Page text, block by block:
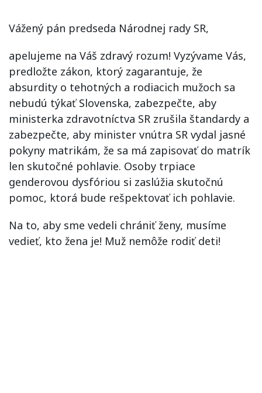
Vážený pán predseda Národnej rady SR,
apelujeme na Váš zdravý rozum! Vyzývame Vás,
predložte zákon, ktorý zagarantuje, že
absurdity o tehotných a rodiacich mužoch sa
nebudú týkať Slovenska, zabezpečte, aby
ministerka zdravotníctva SR zrušila štandardy a
zabezpečte, aby minister vnútra SR vydal jasné
pokyny matrikám, že sa má zapisovať do matrík
len skutočné pohlavie. Osoby trpiace
genderovou dysfóriou si zaslúžia skutočnú
pomoc, ktorá bude rešpektovať ich pohlavie.
Na to, aby sme vedeli chrániť ženy, musíme
vedieť, kto žena je! Muž nemôže rodiť deti!